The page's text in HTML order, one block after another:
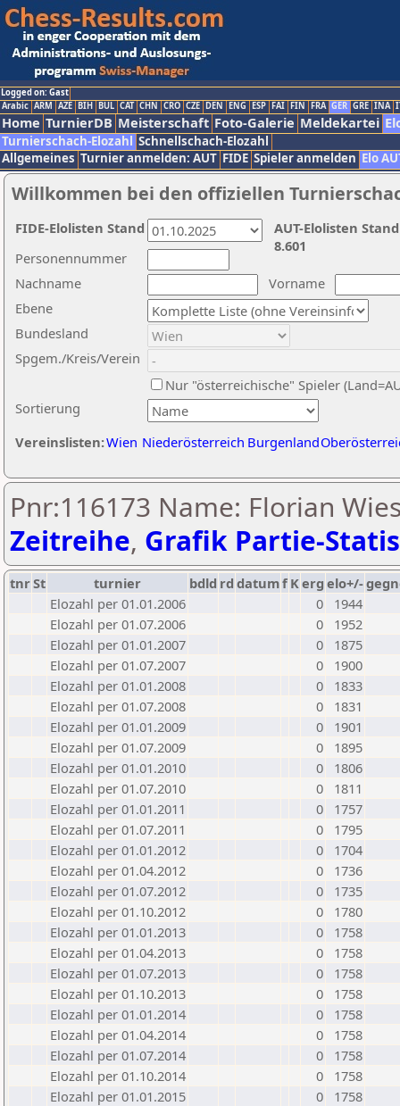
Logged on: Gast
Arabic ARM AZE BIH BUL CAT CHN CRO CZE DEN ENG ESP FAI FIN FRA GER GRE INA
Home TurnierDB Meisterschaft Foto-Galerie Meldekartei
Turnierschach-Elozahl Schnellschach-Elozahl
Allgemeines Turnier anmelden: AUT FIDE Spieler anmelden Elo
Willkommen bei den offiziellen
Nachname
Vorname
Ebene
Sortierung
Personennummer
Bundesland
Spgem./Kreis/Verein
Nur "österreichische" Spieler
Vereinslisten:Wien Niederösterreich Burgenland
AUT-Elolisten
8.601
FIDE-Elolisten Stand
Pnr:116173 Name: Florian
Zeitreihe, Grafik Partie-
tnrSt turnier bdld rd datumf Kerg elo+/-
Elozahl per 01.01.2006
0
1944
Elozahl per 01.07.2006
0
1952
Elozahl per 01.01.2007
0
1875
Elozahl per 01.07.2007
0
1900
Elozahl per 01.01.2008
0
1833
Elozahl per 01.07.2008
0
1831
Elozahl per 01.01.2009
0
1901
Elozahl per 01.07.2009
0
1895
Elozahl per 01.01.2010
0
1806
Elozahl per 01.07.2010
0
1811
Elozahl per 01.01.2011
0
1757
Elozahl per 01.07.2011
0
1795
Elozahl per 01.01.2012
0
1704
Elozahl per 01.04.2012
0
1736
Elozahl per 01.07.2012
0
1735
Elozahl per 01.10.2012
0
1780
Elozahl per 01.01.2013
0
1758
Elozahl per 01.04.2013
0
1758
Elozahl per 01.07.2013
0
1758
Elozahl per 01.10.2013
0
1758
Elozahl per 01.01.2014
0
1758
Elozahl per 01.04.2014
0
1758
Elozahl per 01.07.2014
0
1758
Elozahl per 01.10.2014
0
1758
Elozahl per 01.01.2015
0
1758